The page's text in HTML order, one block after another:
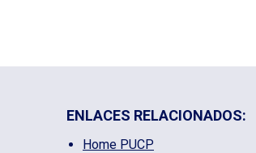
ENLACES RELACIONADOS:
Home PUCP